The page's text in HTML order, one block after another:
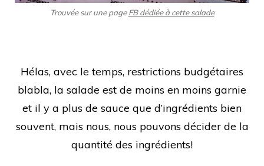
Trouvée sur une pageFB dédiée à cette salade
Hélas, avec le temps, restrictions budgétaires
blabla, la salade est de moins en moins garnie
et il y a plus de sauce que d’ingrédients bien
souvent, mais nous, nous pouvons décider de la
quantité des ingrédients!